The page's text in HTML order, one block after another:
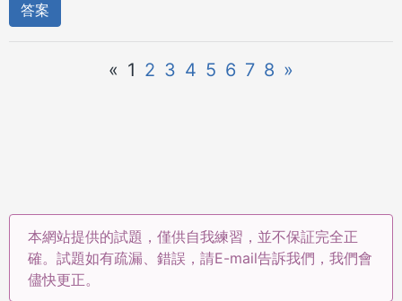
答案
« 1 2 3 4 5 6 7 8 »
本網站提供的試題，僅供自我練習，並不保証完全正
確。試題如有疏漏、錯誤，請E-mail告訴我們，我們會
儘快更正。